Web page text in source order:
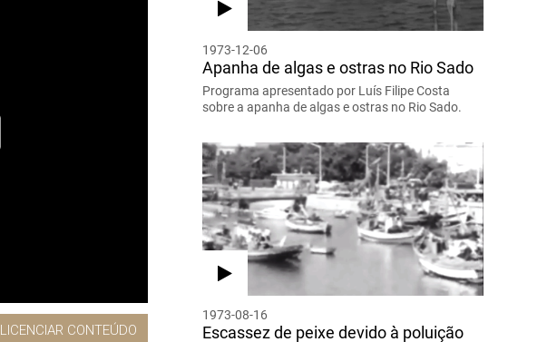
LICENCIAR CONTEÚDO
1973-12-06
Apanha de algas e ostras no Rio Sado
Programa apresentado por Luís Filipe Costa
sobre a apanha de algas e ostras no Rio Sado.
1973-08-16
Escassez de peixe devido à poluição